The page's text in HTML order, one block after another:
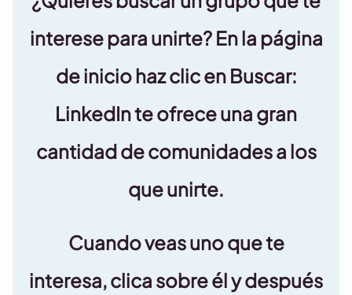
interese para unirte? En la página
de inicio haz clic en Buscar:
LinkedIn te ofrece una gran
cantidad de comunidades a los
que unirte.
Cuando veas uno que te
interesa, clica sobre él y después